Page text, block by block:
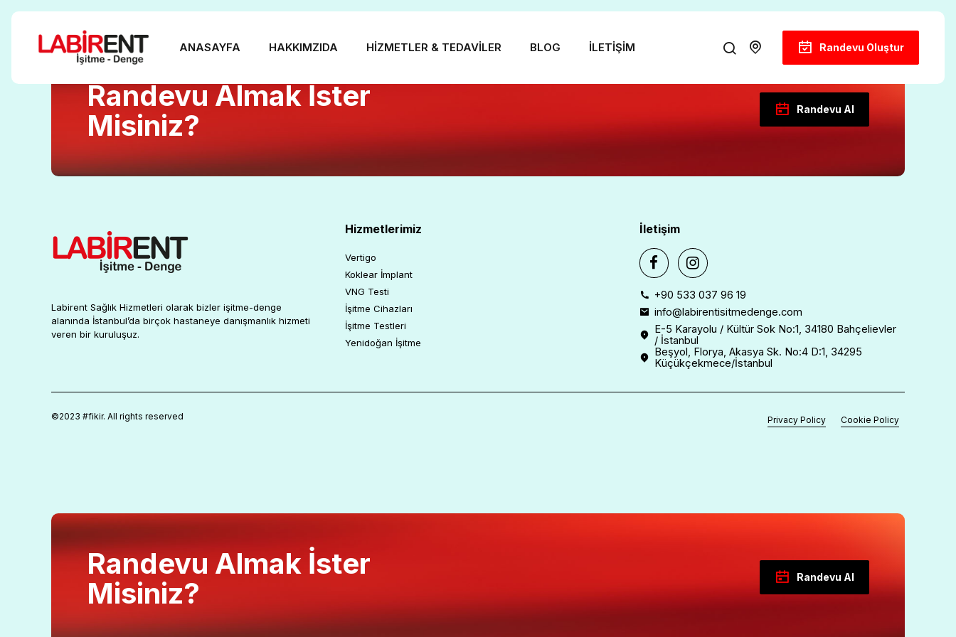
Randevu Oluştur
ANASAYFA HAKKIMZIDA HIZMETLER & TEDAVILER BLOG İLETIŞIM
Randevu Almak İster
Misiniz?
Randevu Al
Labirent Sağlık Hizmetleri olarak bizler işitme-denge
alanında İstanbul’da birçok hastaneye danışmanlık hizmeti
veren bir kuruluşuz.
Hizmetlerimiz
Vertigo
Koklear İmplant
VNG Testi
İşitme Cihazları
İşitme Testleri
Yenidoğan İşitme
İletişim
+90 533 037 96 19
info@labirentisitmedenge.com
E-5 Karayolu / Kültür Sok No:1, 34180 Bahçelievler
/ İstanbul
Beşyol, Florya, Akasya Sk. No:4 D:1, 34295
Küçükçekmece/İstanbul
©2023 #fikir. All rights reserved Privacy Policy Cookie Policy
Randevu Almak İster
Misiniz?
Randevu Al